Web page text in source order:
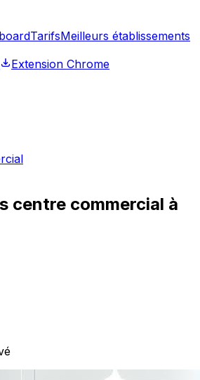
TarifsMeilleurs établissements
Extension Chrome
centre commercial à